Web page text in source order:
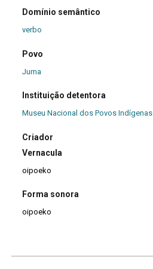
Domínio semântico
verbo
Povo
Juma
Instituição detentora
Museu Nacional dos Povos Indígenas
Criador
Vernacula
oipoeko
Forma sonora
oipoeko